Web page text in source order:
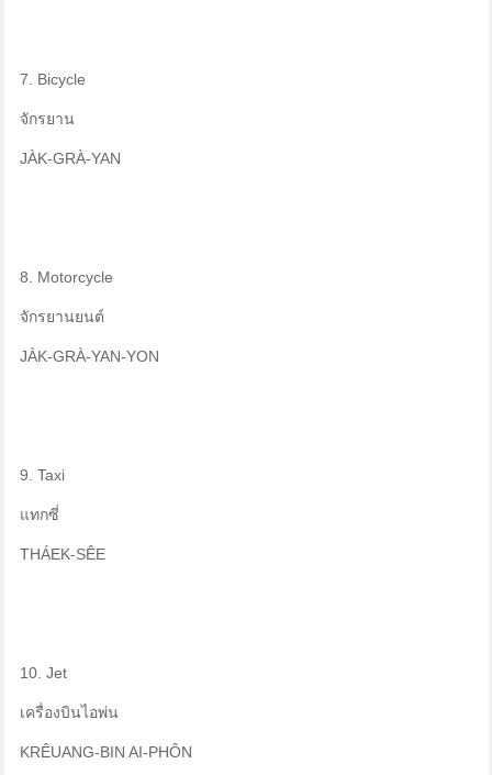
7. Bicycle
จักรยาน
JÀK-GRÀ-YAN
8. Motorcycle
จักรยานยนต์
JÀK-GRÀ-YAN-YON
9. Taxi
แทกซี่
THÁEK-SÊE
10. Jet
เครื่องบินไอพ่น
KRÊUANG-BIN AI-PHÔN